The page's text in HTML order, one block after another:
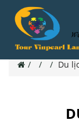
Du